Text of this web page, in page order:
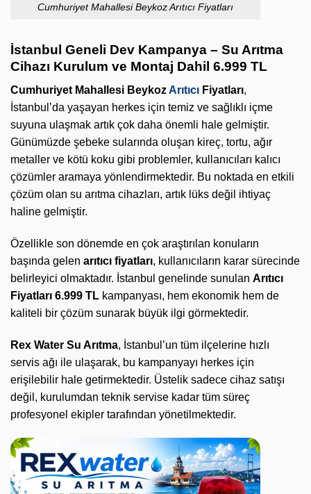
Cumhuriyet Mahallesi Beykoz Arıtıcı Fiyatları
İstanbul Geneli Dev Kampanya – Su Arıtma
Cihazı Kurulum ve Montaj Dahil 6.999 TL
Cumhuriyet Mahallesi BeykozArıtıcı Fiyatları,
İstanbul’da yaşayan herkes için temiz ve sağlıklı içme
suyuna ulaşmak artık çok daha önemli hale gelmiştir.
Günümüzde şebeke sularında oluşan kireç, tortu, ağır
metaller ve kötü koku gibi problemler, kullanıcıları kalıcı
çözümler aramaya yönlendirmektedir. Bu noktada en etkili
çözüm olan su arıtma cihazları, artık lüks değil ihtiyaç
haline gelmiştir.
Özellikle son dönemde en çok araştırılan konuların
başında gelen arıtıcı fiyatları, kullanıcıların karar sürecinde
belirleyici olmaktadır. İstanbul genelinde sunulan Arıtıcı
Fiyatları 6.999 TL kampanyası, hem ekonomik hem de
kaliteli bir çözüm sunarak büyük ilgi görmektedir.
Rex Water Su Arıtma, İstanbul’un tüm ilçelerine hızlı
servis ağı ile ulaşarak, bu kampanyayı herkes için
erişilebilir hale getirmektedir. Üstelik sadece cihaz satışı
değil, kurulumdan teknik servise kadar tüm süreç
profesyonel ekipler tarafından yönetilmektedir.